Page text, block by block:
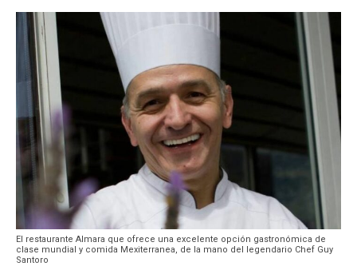
El restaurante Almara que ofrece una excelente opción gastronómica de
clase mundial y comida Mexiterranea, de la mano del legendario Chef Guy
Santoro